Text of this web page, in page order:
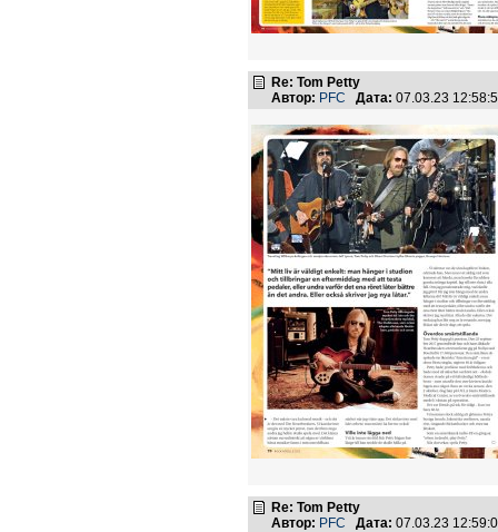
Re: Tom Petty
Автор: PFC Дата: 07.03.23
Re: Tom Petty
Автор: PFC Дата: 07.03.23